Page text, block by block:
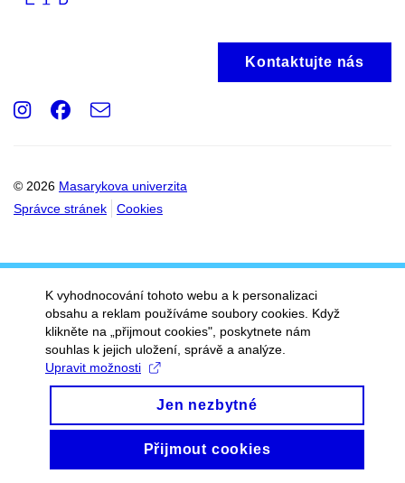
Kontaktujte nás
© 2026 Masarykova univerzita
Správce stránek
Cookies
Instagram
Facebook
e-
K vyhodnocování tohoto webu a k personalizaci
obsahu a reklam používáme soubory cookies. Když
klikněte na „přijmout cookies", poskytnete nám
souhlas k jejich uložení, správě a analýze.
Upravit možnosti
Jen nezbytné
Přijmout cookies